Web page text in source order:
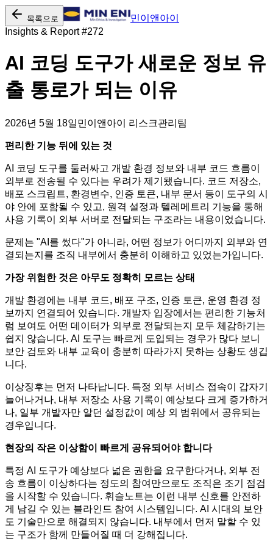
목록으로
민이앤아이
Insights & Report #272
AI 코딩 도구가 새로운 정보 유
출 통로가 되는 이유
2026년 5월 18일민이앤아이 리스크관리팀
편리한 기능 뒤에 있는 것
AI 코딩 도구를 둘러싸고 개발 환경 정보와 내부 코드 흐름이
외부로 전송될 수 있다는 우려가 제기됐습니다. 코드 저장소,
배포 스크립트, 환경변수, 인증 토큰, 내부 문서 등이 도구의 시
야 안에 포함될 수 있고, 원격 설정과 텔레메트리 기능을 통해
사용 기록이 외부 서버로 전달되는 구조라는 내용이었습니다.
문제는 "AI를 썼다"가 아니라, 어떤 정보가 어디까지 외부와 연
결되는지를 조직 내부에서 충분히 이해하고 있었는가입니다.
가장 위험한 것은 아무도 정확히 모르는 상태
개발 환경에는 내부 코드, 배포 구조, 인증 토큰, 운영 환경 정
보까지 연결되어 있습니다. 개발자 입장에서는 편리한 기능처
럼 보여도 어떤 데이터가 외부로 전달되는지 모두 체감하기는
쉽지 않습니다. AI 도구는 빠르게 도입되는 경우가 많다 보니
보안 검토와 내부 교육이 충분히 따라가지 못하는 상황도 생깁
니다.
이상징후는 먼저 나타납니다. 특정 외부 서비스 접속이 갑자기
늘어나거나, 내부 저장소 사용 기록이 예상보다 크게 증가하거
나, 일부 개발자만 알던 설정값이 예상 외 범위에서 공유되는
경우입니다.
현장의 작은 이상함이 빠르게 공유되어야 합니다
특정 AI 도구가 예상보다 넓은 권한을 요구한다거나, 외부 전
송 흐름이 이상하다는 정도의 참여만으로도 조직은 조기 점검
을 시작할 수 있습니다. 휘슬노트는 이런 내부 신호를 안전하
게 남길 수 있는 블라인드 참여 시스템입니다. AI 시대의 보안
도 기술만으로 해결되지 않습니다. 내부에서 먼저 말할 수 있
는 구조가 함께 만들어질 때 더 강해집니다.